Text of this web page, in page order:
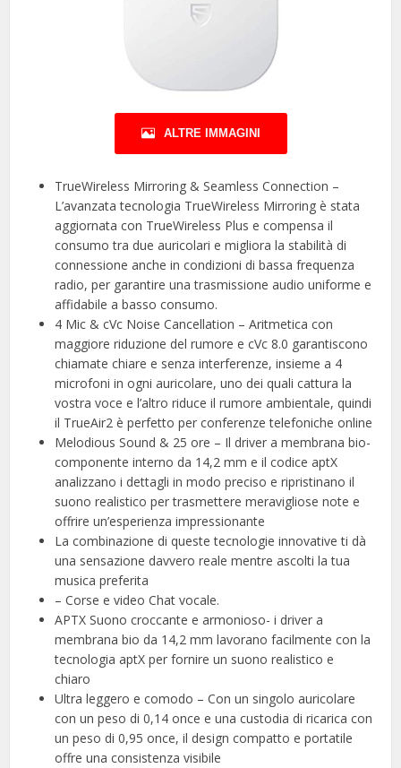
ALTRE IMMAGINI
TrueWireless Mirroring & Seamless Connection –
L’avanzata tecnologia TrueWireless Mirroring è stata
aggiornata con TrueWireless Plus e compensa il
consumo tra due auricolari e migliora la stabilità di
connessione anche in condizioni di bassa frequenza
radio, per garantire una trasmissione audio uniforme e
affidabile a basso consumo.
4 Mic & cVc Noise Cancellation – Aritmetica con
maggiore riduzione del rumore e cVc 8.0 garantiscono
chiamate chiare e senza interferenze, insieme a 4
microfoni in ogni auricolare, uno dei quali cattura la
vostra voce e l’altro riduce il rumore ambientale, quindi
il TrueAir2 è perfetto per conferenze telefoniche online
Melodious Sound & 25 ore – Il driver a membrana bio-
componente interno da 14,2 mm e il codice aptX
analizzano i dettagli in modo preciso e ripristinano il
suono realistico per trasmettere meravigliose note e
offrire un’esperienza impressionante
La combinazione di queste tecnologie innovative ti dà
una sensazione davvero reale mentre ascolti la tua
musica preferita
– Corse e video Chat vocale.
APTX Suono croccante e armonioso- i driver a
membrana bio da 14,2 mm lavorano facilmente con la
tecnologia aptX per fornire un suono realistico e
chiaro
Ultra leggero e comodo – Con un singolo auricolare
con un peso di 0,14 once e una custodia di ricarica con
un peso di 0,95 once, il design compatto e portatile
offre una consistenza visibile